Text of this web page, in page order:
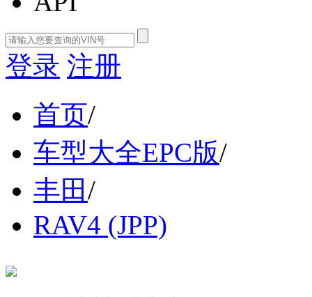
登录 注册
首页/
车型大全EPC版/
丰田 /
RAV4 (JPP)